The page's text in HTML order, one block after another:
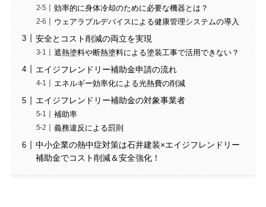
効率的に身体冷却のために必要な機器とは？
ウェアラブルデバイスによる健康管理システムの導入
安全とコスト削減の両立を実現
遮熱塗料や断熱塗料による塗装工事で活用できない？
エイジフレンドリー補助金申請の流れ
エネルギー効率化による光熱費の削減
エイジフレンドリー補助金の対象事業者
補助率
義務違反による罰則
中小企業の熱中症対策は石井建装×エイジフレンドリー
補助金でコスト削減＆安全強化！